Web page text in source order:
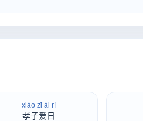
xiào zǐ ài rì
孝子爱日